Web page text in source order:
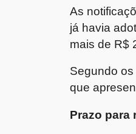
As
já havia
mais de R$
Segundo
que
Prazo para